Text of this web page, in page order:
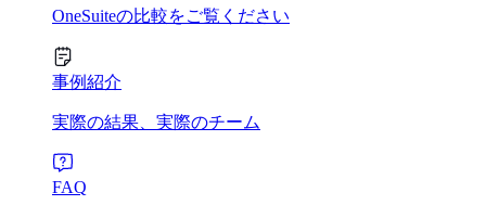
OneSuiteの比較をご覧ください
事例紹介
実際の結果、実際のチーム
FAQ